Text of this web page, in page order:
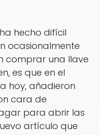
hecho difícil
ocasionalmente
comprar una llave
es que en el
hoy, añadieron
cara de
para abrir las
artículo que